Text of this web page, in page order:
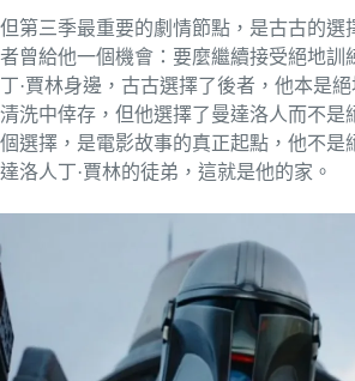
但第三季最重要的劇情節點，是古古的選
者曾給他一個機會：要麼繼續接受絕地訓
丁·賈林身邊，古古選擇了後者，他本是
清洗中倖存，但他選擇了曼達洛人而不是
個選擇，是電影故事的真正起點，他不是
達洛人丁·賈林的徒弟，這就是他的家。